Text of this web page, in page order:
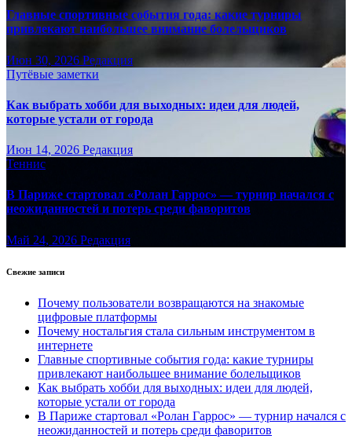
Главные спортивные события года: какие турниры
привлекают наибольшее внимание болельщиков
Июн 30, 2026 Редакция
Путёвые заметки
Как выбрать хобби для выходных: идеи для людей,
которые устали от города
Июн 14, 2026 Редакция
Теннис
В Париже стартовал «Ролан Гаррос» — турнир начался с
неожиданностей и потерь среди фаворитов
Май 24, 2026 Редакция
Свежие записи
Почему пользователи возвращаются на знакомые
цифровые платформы
Почему ностальгия стала сильным инструментом в
интернете
Главные спортивные события года: какие турниры
привлекают наибольшее внимание болельщиков
Как выбрать хобби для выходных: идеи для людей,
которые устали от города
В Париже стартовал «Ролан Гаррос» — турнир начался с
неожиданностей и потерь среди фаворитов